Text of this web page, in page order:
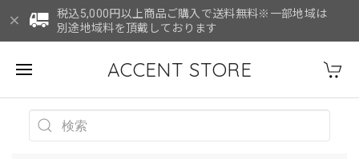
税込5,000円以上商品ご購入で送料無料※一部地域は
別途地域料を頂戴しております
ACCENT STORE